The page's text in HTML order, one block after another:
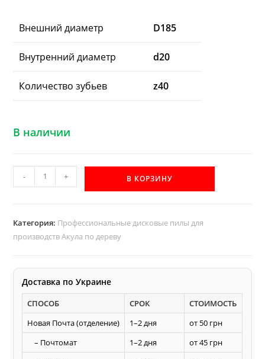
Внешний диаметр D185
Внутренний диаметр d20
Количество зубьев z40
В наличии
Количество
товара
дереву
- + В КОРЗИНУ
Категория: Профессиональные дисковые пилы для
производств Акула по дереву
Доставка по Украине
СПОСОБ СРОК
СТОИМОСТЬ
Новая Почта (отделение)
1–2 дня
от 50 грн
– Почтомат
1–2 дня
от 45 грн